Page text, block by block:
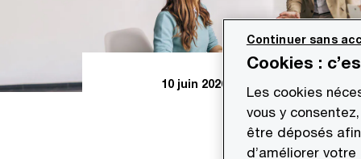
10 juin 2026
Cookies :
Les cookies
vous y
être déposés
d’améliorer
Continuer sans